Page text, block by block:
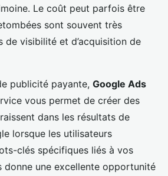
Le coût peut parfois être
sont souvent très
de visibilité et d’acquisition de
publicité payante, Google Ads
vous permet de créer des
dans les résultats de
lorsque les utilisateurs
clés spécifiques liés à vos
donne une excellente opportunité